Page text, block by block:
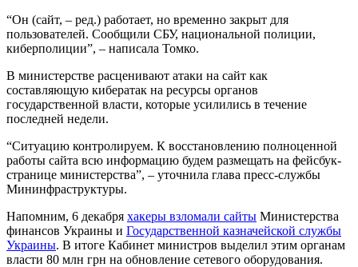
“Он (сайт, – ред.) работает, но временно закрыт для
пользователей. Сообщили СБУ, национальной полиции,
киберполиции”, – написала Томко.
В министерстве расценивают атаки на сайт как
составляющую кибератак на ресурсы органов
государственной власти, которые усилились в течение
последней недели.
“Ситуацию контролируем. К восстановлению полноценной
работы сайта всю информацию будем размещать на фейсбук-
странице министерства”, – уточнила глава пресс-службы
Мининфраструктуры.
Напомним, 6 декабря хакеры взломали сайты Министерства
финансов Украины и Государственной казначейской службы
Украины. В итоге Кабинет министров выделил этим органам
власти 80 млн грн на обновление сетевого оборудования.